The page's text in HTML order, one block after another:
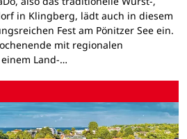
in Klingberg, lädt auch in diesem
Fest am Pönitzer See ein.
mit regionalen
Land-…